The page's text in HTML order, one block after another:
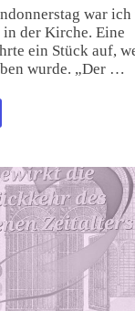
war
der Kirche. Eine
ein Stück auf,
wurde. „Der …